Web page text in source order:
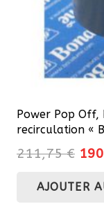
Power Pop Off,
recirculation «
211,75€ Le
AJOUTER